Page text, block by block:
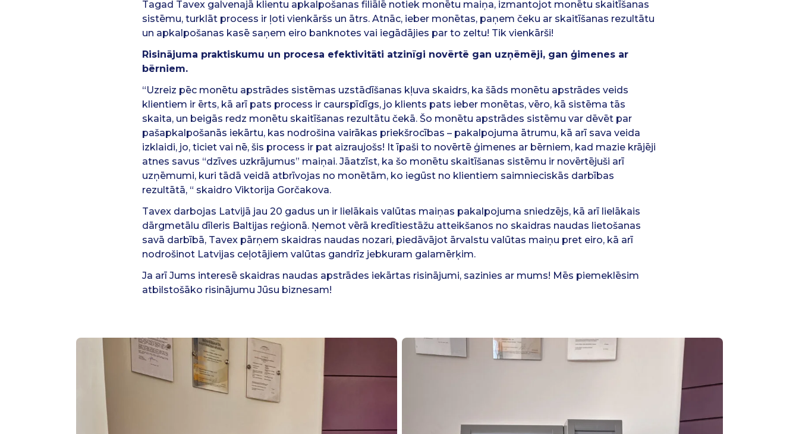
Tagad Tavex galvenajā klientu apkalpošanas filiālē notiek monētu maiņa, izmantojot monētu skaitīšanas
sistēmu, turklāt process ir ļoti vienkāršs un ātrs. Atnāc, ieber monētas, paņem čeku ar skaitīšanas rezultātu
un apkalpošanas kasē saņem eiro banknotes vai iegādājies par to zeltu! Tik vienkārši!
Risinājuma praktiskumu un procesa efektivitāti atzinīgi novērtē gan uzņēmēji, gan ģimenes ar
bērniem.
“Uzreiz pēc monētu apstrādes sistēmas uzstādīšanas kļuva skaidrs, ka šāds monētu apstrādes veids
klientiem ir ērts, kā arī pats process ir caurspīdīgs, jo klients pats ieber monētas, vēro, kā sistēma tās
skaita, un beigās redz monētu skaitīšanas rezultātu čekā. Šo monētu apstrādes sistēmu var dēvēt par
pašapkalpošanās iekārtu, kas nodrošina vairākas priekšrocības – pakalpojuma ātrumu, kā arī sava veida
izklaidi, jo, ticiet vai nē, šis process ir pat aizraujošs! It īpaši to novērtē ģimenes ar bērniem, kad mazie krājēji
atnes savus “dzīves uzkrājumus” maiņai. Jāatzīst, ka šo monētu skaitīšanas sistēmu ir novērtējuši arī
uzņēmumi, kuri tādā veidā atbrīvojas no monētām, ko iegūst no klientiem saimnieciskās darbības
rezultātā, “ skaidro Viktorija Gorčakova.
Tavex darbojas Latvijā jau 20 gadus un ir lielākais valūtas maiņas pakalpojuma sniedzējs, kā arī lielākais
dārgmetālu dīleris Baltijas reģionā. Ņemot vērā kredītiestāžu atteikšanos no skaidras naudas lietošanas
savā darbībā, Tavex pārņem skaidras naudas nozari, piedāvājot ārvalstu valūtas maiņu pret eiro, kā arī
nodrošinot Latvijas ceļotājiem valūtas gandrīz jebkuram galamērķim.
Ja arī Jums interesē skaidras naudas apstrādes iekārtas risinājumi, sazinies ar mums! Mēs piemeklēsim
atbilstošāko risinājumu Jūsu biznesam!